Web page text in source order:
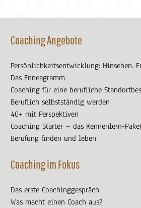
Coaching Angebote
Persönlichkeitsentwicklung: Hinsehen.
Das Enneagramm
Coaching für eine berufliche
Beruflich selbstständig werden
40+ mit Perspektiven
Coaching Starter – das Kennenlern-
Berufung finden und leben
Coaching im Fokus
Das erste Coachinggespräch
Was macht einen Coach aus?